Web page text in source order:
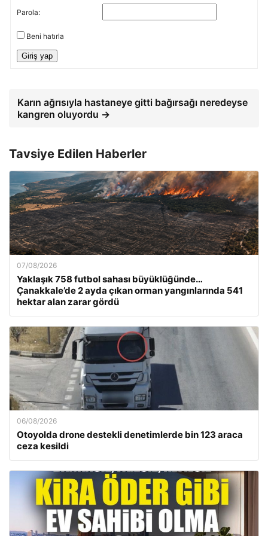
Parola:
Beni hatırla
Giriş yap
Karın ağrısıyla hastaneye gitti bağırsağı neredeyse
kangren oluyordu →
Tavsiye Edilen Haberler
07/08/2026
Yaklaşık 758 futbol sahası büyüklüğünde…
Çanakkale’de 2 ayda çıkan orman yangınlarında 541
hektar alan zarar gördü
06/08/2026
Otoyolda drone destekli denetimlerde bin 123 araca
ceza kesildi